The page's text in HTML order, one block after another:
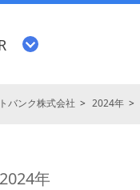
バンク株式会社 2024年
年